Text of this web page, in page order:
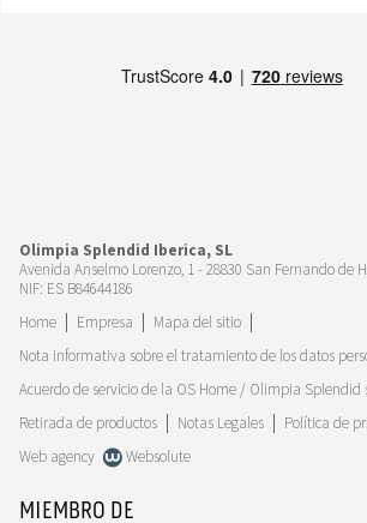
Olimpia Splendid Iberica, SL
Avenida Anselmo Lorenzo, 1 - 28830 San Fernando de
NIF: ES B84644186
Home
Empresa
Mapa del sitio
Nota informativa sobre el tratamiento de los datos
Acuerdo de servicio de la OS Home / Olimpia Splendid
Retirada de productos
Notas Legales
Política de
Web agency
Websolute
MIEMBRO DE